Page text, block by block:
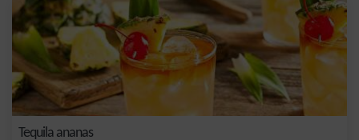
Tequila ananas